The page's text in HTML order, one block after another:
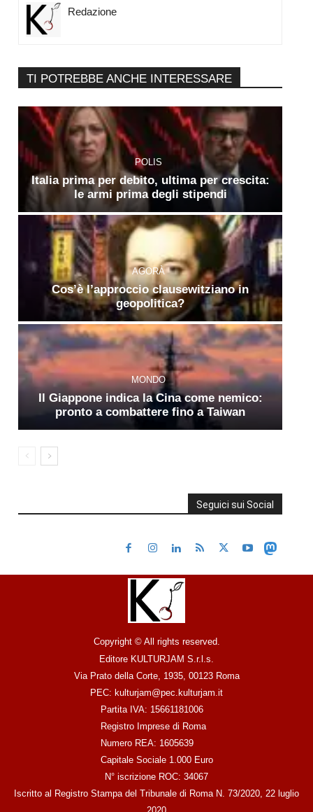
Redazione
TI POTREBBE ANCHE INTERESSARE
POLIS
Italia prima per debito, ultima per crescita:
le armi prima degli stipendi
AGORÀ
Cos’è l’approccio clausewitziano in
geopolitica?
MONDO
Il Giappone indica la Cina come nemico:
pronto a combattere fino a Taiwan
Seguici sui Social
Copyright © All rights reserved.
Editore KULTURJAM S.r.l.s.
Via Prato della Corte, 1935, 00123 Roma
PEC: kulturjam@pec.kulturjam.it
Partita IVA: 15661181006
Registro Imprese di Roma
Numero REA: 1605639
Capitale Sociale 1.000 Euro
N° iscrizione ROC: 34067
Iscritto al Registro Stampa del Tribunale di Roma N. 73/2020, 22 luglio